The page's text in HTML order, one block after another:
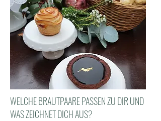
WELCHE BRAUTPAARE PASSEN ZU DIR UND
WAS ZEICHNET DICH AUS?